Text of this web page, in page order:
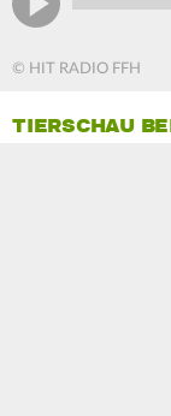
© HIT RADIO FFH
TIERSCHAU